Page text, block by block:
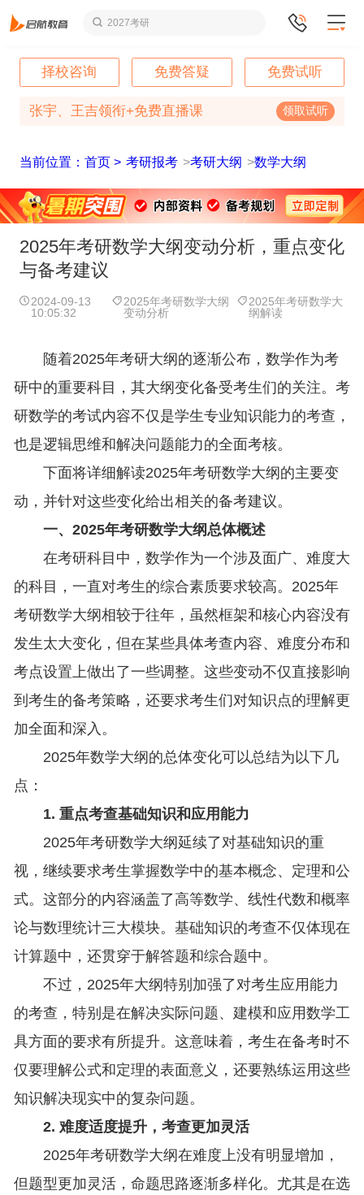
2027考研
择校咨询 免费答疑 免费试听
张宇、王吉领衔+免费直播课 领取试听
当前位置：首页 > 考研报考 >考研大纲 >数学大纲
2025年考研数学大纲变动分析，重点变化
与备考建议
2024-09-13
10:05:32
2025年考研数学大纲
变动分析
2025年考研数学大
纲解读
随着2025年考研大纲的逐渐公布，数学作为考
研中的重要科目，其大纲变化备受考生们的关注。考
研数学的考试内容不仅是学生专业知识能力的考查，
也是逻辑思维和解决问题能力的全面考核。
下面将详细解读2025年考研数学大纲的主要变
动，并针对这些变化给出相关的备考建议。
一、2025年考研数学大纲总体概述
在考研科目中，数学作为一个涉及面广、难度大
的科目，一直对考生的综合素质要求较高。2025年
考研数学大纲相较于往年，虽然框架和核心内容没有
发生太大变化，但在某些具体考查内容、难度分布和
考点设置上做出了一些调整。这些变动不仅直接影响
到考生的备考策略，还要求考生们对知识点的理解更
加全面和深入。
2025年数学大纲的总体变化可以总结为以下几
点：
1. 重点考查基础知识和应用能力
2025年考研数学大纲延续了对基础知识的重
视，继续要求考生掌握数学中的基本概念、定理和公
式。这部分的内容涵盖了高等数学、线性代数和概率
论与数理统计三大模块。基础知识的考查不仅体现在
计算题中，还贯穿于解答题和综合题中。
不过，2025年大纲特别加强了对考生应用能力
的考查，特别是在解决实际问题、建模和应用数学工
具方面的要求有所提升。这意味着，考生在备考时不
仅要理解公式和定理的表面意义，还要熟练运用这些
知识解决现实中的复杂问题。
2. 难度适度提升，考查更加灵活
2025年考研数学大纲在难度上没有明显增加，
但题型更加灵活，命题思路逐渐多样化。尤其是在选